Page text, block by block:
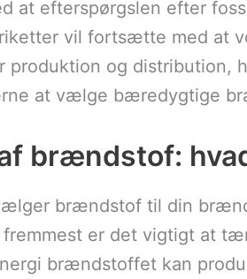
at efterspørgslen efter
vil fortsætte med at
produktion og distribution,
at vælge bæredygtige
brændstof:
brændstof til din
fremmest er det vigtigt at
brændstoffet kan